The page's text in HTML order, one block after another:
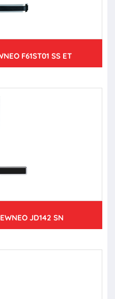
F61ST01 SS ET
JD142 SN